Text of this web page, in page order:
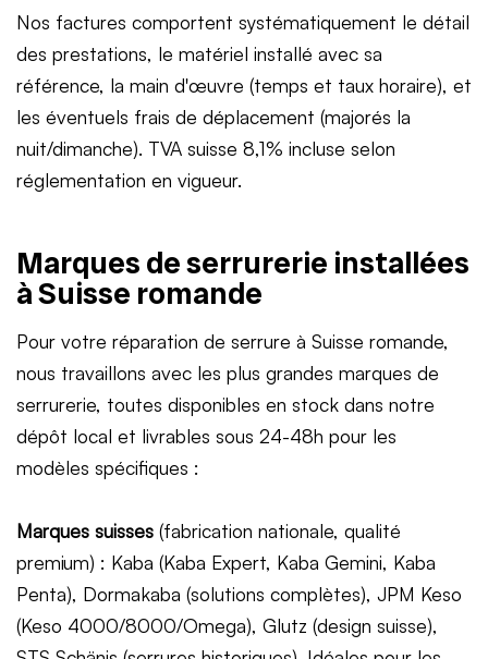
Nos factures comportent systématiquement le détail
des prestations, le matériel installé avec sa
référence, la main d'œuvre (temps et taux horaire), et
les éventuels frais de déplacement (majorés la
nuit/dimanche). TVA suisse 8,1% incluse selon
réglementation en vigueur.
Marques de serrurerie installées
à Suisse romande
Pour votre réparation de serrure à Suisse romande,
nous travaillons avec les plus grandes marques de
serrurerie, toutes disponibles en stock dans notre
dépôt local et livrables sous 24-48h pour les
modèles spécifiques :
Marques suisses (fabrication nationale, qualité
premium) : Kaba (Kaba Expert, Kaba Gemini, Kaba
Penta), Dormakaba (solutions complètes), JPM Keso
(Keso 4000/8000/Omega), Glutz (design suisse),